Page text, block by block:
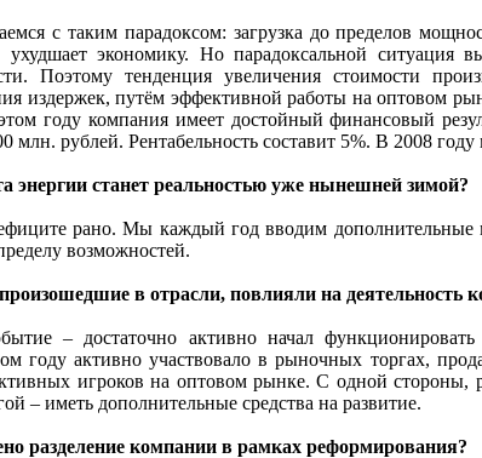
с таким парадоксом: загрузка до пределов
экономику. Но парадоксальной ситуация
Поэтому тенденция увеличения стоимости
издержек, путём эффективной работы на оптовом
году компания имеет достойный финансовый
млн. рублей. Рентабельность составит 5%. В 2008
энергии станет реальностью уже нынешней зимой?
рано. Мы каждый год вводим
возможностей.
в отрасли, повлияли на деятельность
– достаточно активно начал функционировать
году активно участвовало в рыночных торгах,
игроков на оптовом рынке. С одной стороны,
– иметь дополнительные средства на развитие.
разделение компании в рамках реформирования?